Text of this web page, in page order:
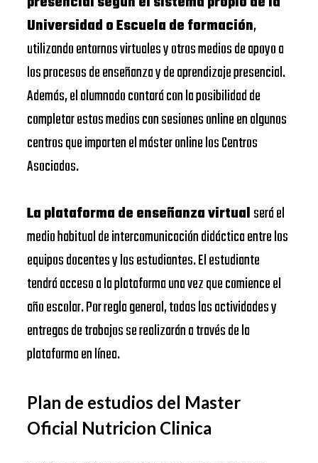
Universidad o Escuela de formación,
utilizando entornos virtuales y otros medios de apoyo a
los procesos de enseñanza y de aprendizaje presencial.
Además, el alumnado contará con la posibilidad de
completar estos medios con sesiones online en algunos
centros que imparten el máster online los Centros
Asociados.
La plataforma de enseñanza virtualserá el
medio habitual de intercomunicación didáctica entre los
equipos docentes y los estudiantes. El estudiante
tendrá acceso a la plataforma una vez que comience el
año escolar. Por regla general, todas las actividades y
entregas de trabajos se realizarán a través de la
plataforma en línea.
Plan de estudios del Master
Oficial Nutricion Clinica